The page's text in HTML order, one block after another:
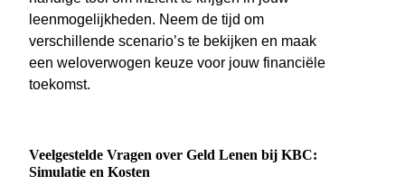
leenmogelijkheden. Neem de tijd om
verschillende scenario’s te bekijken en maak
een weloverwogen keuze voor jouw financiële
toekomst.
Veelgestelde Vragen over Geld Lenen bij KBC:
Simulatie en Kosten